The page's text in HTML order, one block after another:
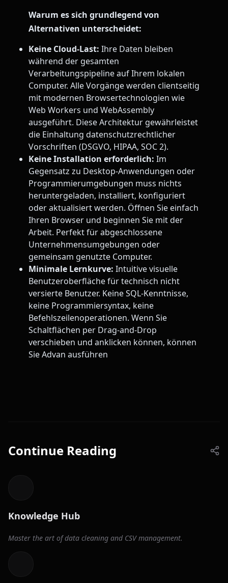
Warum es sich grundlegend von
Alternativen unterscheidet:
Keine Cloud-Last: Ihre Daten bleiben
während der gesamten
Verarbeitungspipeline auf Ihrem lokalen
Computer. Alle Vorgänge werden clientseitig
mit modernen Browsertechnologien wie
Web Workers und WebAssembly
ausgeführt. Diese Architektur gewährleistet
die Einhaltung datenschutzrechtlicher
Vorschriften (DSGVO, HIPAA, SOC 2).
Keine Installation erforderlich: Im
Gegensatz zu Desktop-Anwendungen oder
Programmierumgebungen muss nichts
heruntergeladen, installiert, konfiguriert
oder aktualisiert werden. Öffnen Sie einfach
Ihren Browser und beginnen Sie mit der
Arbeit. Perfekt für abgeschlossene
Unternehmensumgebungen oder
gemeinsam genutzte Computer.
Minimale Lernkurve: Intuitive visuelle
Benutzeroberfläche für technisch nicht
versierte Benutzer. Keine SQL-Kenntnisse,
keine Programmiersyntax, keine
Befehlszeilenoperationen. Wenn Sie
Schaltflächen per Drag-and-Drop
verschieben und anklicken können, können
Sie Advan ausführen
Continue Reading
Knowledge Hub
Master the art of data cleaning and CSV management.